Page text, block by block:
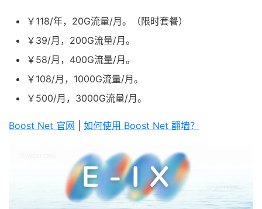
￥118/年，20G流量/月。（限时套餐）
￥39/月，200G流量/月。
￥58/月，400G流量/月。
￥108/月，1000G流量/月。
￥500/月，3000G流量/月。
Boost Net 官网 如何使用 Boost Net 翻墙？